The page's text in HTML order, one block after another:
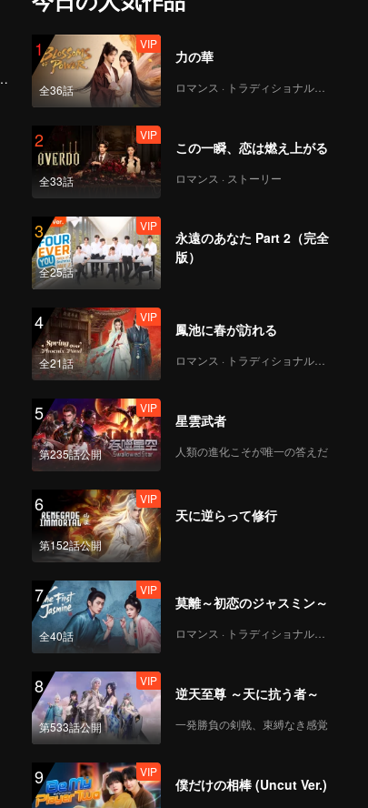
1
全36話
VIP
力の華
ロマンス · トラディショナル・コスチューム
2
全33話
VIP
この一瞬、恋は燃え上がる
ロマンス · ストーリー
3
全25話
VIP
永遠のあなた Part 2（完全
版）
4
全21話
VIP
鳳池に春が訪れる
ロマンス · トラディショナル・コスチューム
5
第235話公開
VIP
星雲武者
人類の進化こそが唯一の答えだ
6
第152話公開
VIP
天に逆らって修行
7
全40話
VIP
莫離～初恋のジャスミン～
ロマンス · トラディショナル・コスチューム
8
第533話公開
VIP
逆天至尊 ～天に抗う者～
一発勝負の剣戟、束縛なき感覚
9 VIP
僕だけの相棒 (Uncut Ver.)